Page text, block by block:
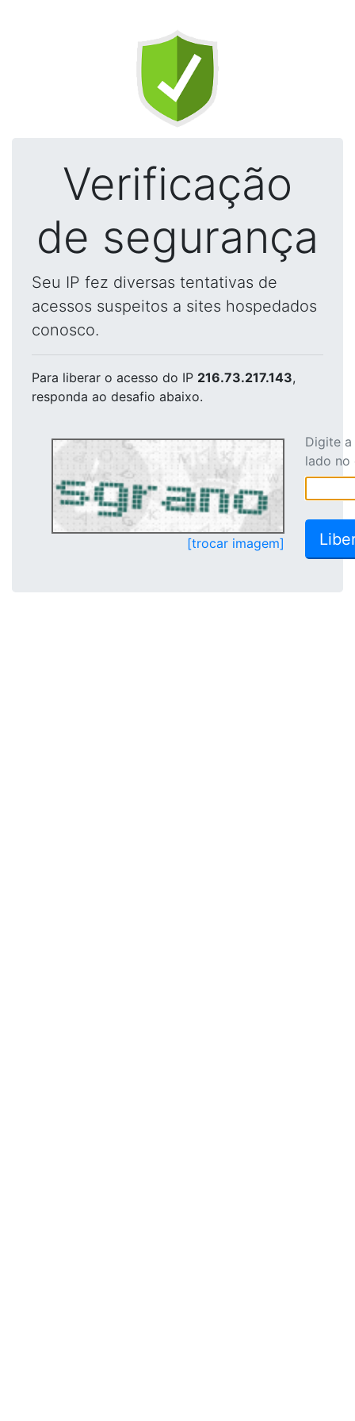
Verificação
de segurança
Seu IP fez diversas tentativas de
acessos suspeitos a sites hospedados
conosco.
Para liberar o acesso do IP 216.73.217.143,
responda ao desafio abaixo.
[trocar imagem]
Digite
lado no